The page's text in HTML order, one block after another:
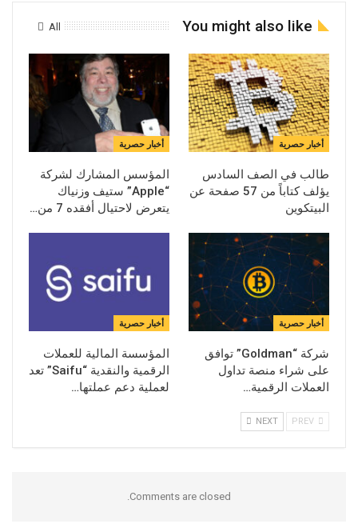
All You might also like
أخبار حصرية
طالب في الصف السادس
يؤلف كتاباً من 57 صفحة عن
البيتكوين
أخبار حصرية
المؤسس المشارك لشركة
“Apple” ستيف وزنياك
يتعرض لاحتيال أفقده 7 من…
أخبار حصرية
شركة “Goldman” توافق
على شراء منصة تداول
العملات الرقمية…
أخبار حصرية
المؤسسة المالية للعملات
الرقمية والنقدية “Saifu” تعد
لعملية دعم عملتها…
NEXT
Comments are closed.